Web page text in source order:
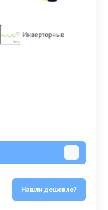
Нашли дешевле?